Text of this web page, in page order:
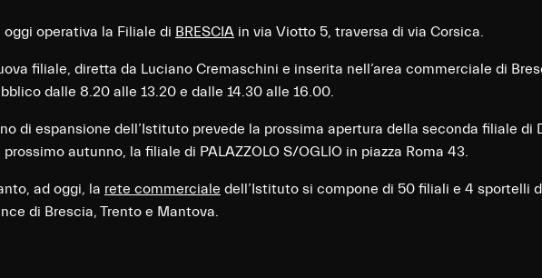
oggi operativa la Filiale di BRESCIA in via Viotto 5, traversa di via Corsica.
filiale, diretta da Luciano Cremaschini e inserita nell’area commerciale di
dalle 8.20 alle 13.20 e dalle 14.30 alle 16.00.
di espansione dell’Istituto prevede la prossima apertura della seconda filiale di
prossimo autunno, la filiale di PALAZZOLO S/OGLIO in piazza Roma 43.
ad oggi, la rete commerciale dell’Istituto si compone di 50 filiali e 4 sportelli
di Brescia, Trento e Mantova.